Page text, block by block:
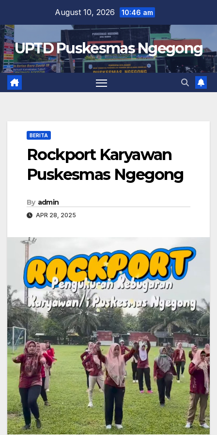
content
August 10, 2026 10:46 am
UPTD Puskesmas Ngegong
BERITA
Rockport Karyawan
Puskesmas Ngegong
By admin
APR 28, 2025